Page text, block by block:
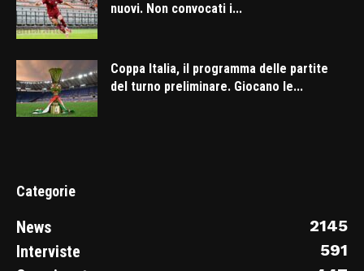
nuovi. Non convocati i...
Coppa Italia, il programma delle partite
del turno preliminare. Giocano le...
Categorie
News
2145
Interviste
591